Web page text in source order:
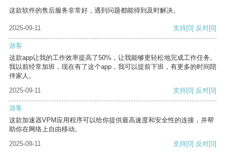
这款软件的售后服务非常好，遇到问题都能得到及时解决。
2025-09-11 支持[0] 反对[0]
游客
这款app让我的工作效率提高了50%，让我能够更轻松地完成工作任务。
我以前经常加班，现在有了这个app，我可以提前下班，有更多的时间陪
伴家人。
2025-09-11
支持[0] 反对[0]
游客
这款加速器VPM应用程序可以给你提供最高速度和安全性的连接，并帮
助你在网络上自由移动。
2025-09-11
支持[0] 反对[0]